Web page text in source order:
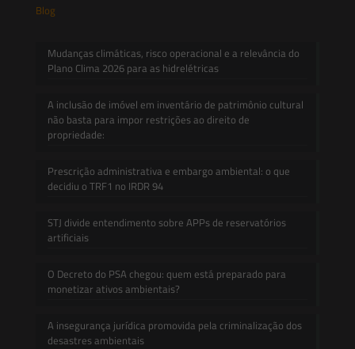
Blog
Mudanças climáticas, risco operacional e a relevância do
Plano Clima 2026 para as hidrelétricas
A inclusão de imóvel em inventário de patrimônio cultural
não basta para impor restrições ao direito de
propriedade:
Prescrição administrativa e embargo ambiental: o que
decidiu o TRF1 no IRDR 94
STJ divide entendimento sobre APPs de reservatórios
artificiais
O Decreto do PSA chegou: quem está preparado para
monetizar ativos ambientais?
A insegurança jurídica promovida pela criminalização dos
desastres ambientais